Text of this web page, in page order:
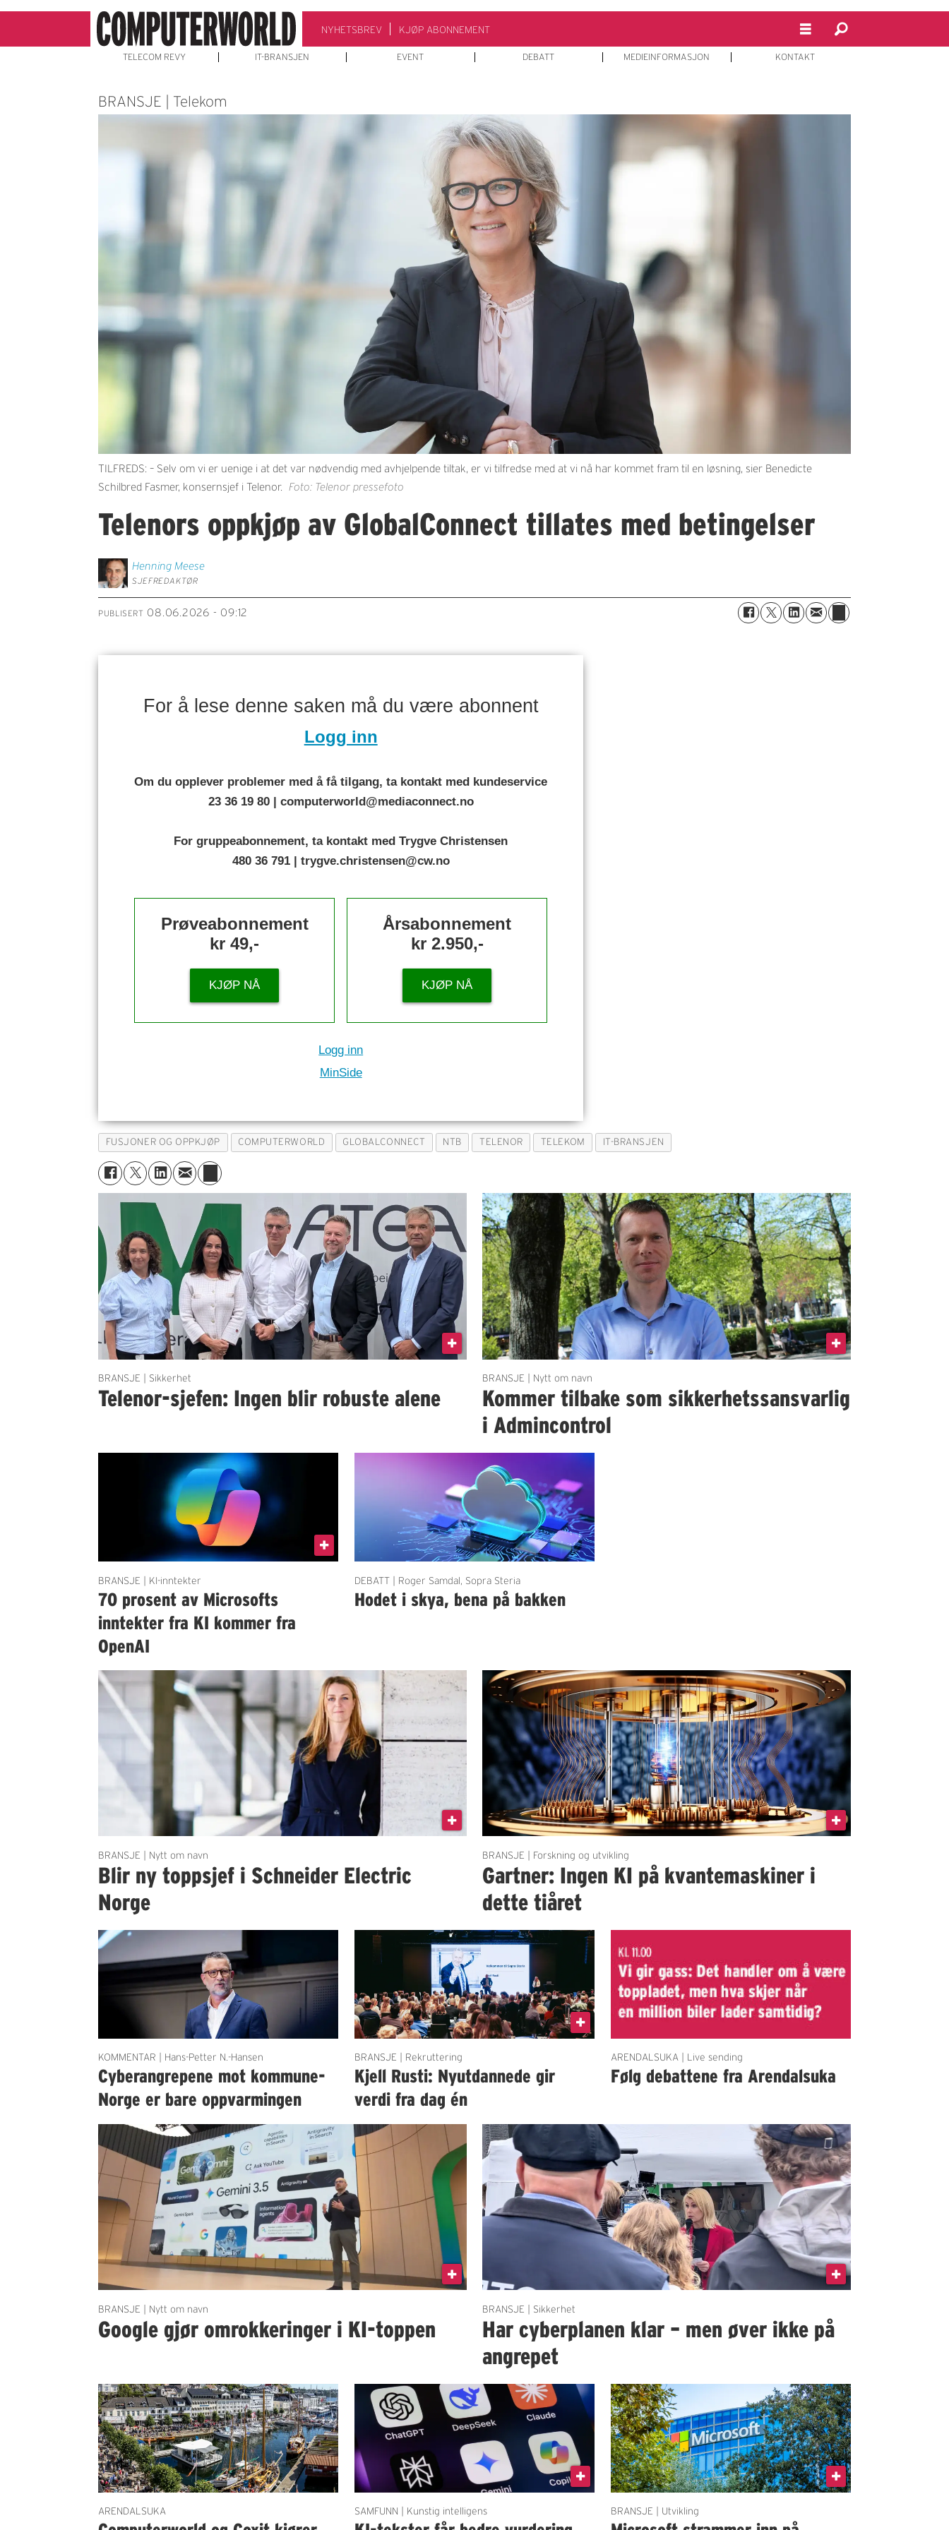
NYHETSBREV KJØP ABONNEMENT
TELECOM REVY IT-BRANSJEN EVENT DEBATT MEDIEINFORMASJON KONTAKT
BRANSJE | Telekom
TILFREDS: – Selv om vi er uenige i at det var nødvendig med avhjelpende tiltak, er vi tilfredse med at vi nå har kommet fram til en løsning, sier Benedicte
Schilbred Fasmer, konsernsjef i Telenor.
Foto: Telenor pressefoto
Telenors oppkjøp av GlobalConnect tillates med betingelser
Henning Meese
SJEFREDAKTØR
PUBLISERT 08.06.2026 - 09:12
For å lese denne saken må du være abonnent
Logg inn
Om du opplever problemer med å få tilgang, ta kontakt med kundeservice
23 36 19 80 | computerworld@mediaconnect.no
For gruppeabonnement, ta kontakt med Trygve Christensen
480 36 791 | trygve.christensen@cw.no
Prøveabonnement
kr 49,-
KJØP NÅ
Årsabonnement
kr 2.950,-
KJØP NÅ
Logg inn
MinSide
FUSJONER OG OPPKJØP COMPUTERWORLD GLOBALCONNECT NTB TELENOR TELEKOM IT-BRANSJEN
BRANSJE | Sikkerhet
Telenor-sjefen: Ingen blir robuste alene
BRANSJE | Nytt om navn
Kommer tilbake som sikkerhetssansvarlig
i Admincontrol
BRANSJE | KI-inntekter
70 prosent av Microsofts
inntekter fra KI kommer fra
OpenAI
DEBATT | Roger Samdal, Sopra Steria
Hodet i skya, bena på bakken
BRANSJE | Nytt om navn
Blir ny toppsjef i Schneider Electric
Norge
BRANSJE | Forskning og utvikling
Gartner: Ingen KI på kvantemaskiner i
dette tiåret
KOMMENTAR | Hans-Petter N.-Hansen
Cyberangrepene mot kommune-
Norge er bare oppvarmingen
BRANSJE | Rekruttering
Kjell Rusti: Nyutdannede gir
verdi fra dag én
ARENDALSUKA | Live sending
Følg debattene fra Arendalsuka
BRANSJE | Nytt om navn
Google gjør omrokkeringer i KI-toppen
BRANSJE | Sikkerhet
Har cyberplanen klar – men øver ikke på
angrepet
ARENDALSUKA SAMFUNN | Kunstig intelligens BRANSJE | Utvikling